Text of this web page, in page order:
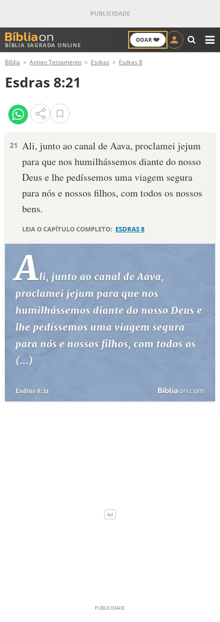
BÍBLIA SAGRADA ONLINE
DOAR ❤️
ANTIGO TESTAMENTO
NOVO TESTAMENTO
VERSÍCULOS
PALAVRA DO DIA
SALMO DO DIA
DEVOCIONAL DIÁRIO
ESTUDOS BÍBLICOS
ESBOÇOS DE PREGAÇÃO
TEMAS
PERGUNTE À BÍBLIA
TERMO BÍBLICO
QUEM SOMOS
Bíblia Antigo Testamento Esdras Esdras 8
Esdras 8:21
21 Ali, junto ao canal de Aava, proclamei jejum
para que nos humilhássemos diante do nosso
Deus e lhe pedíssemos uma viagem segura
para nós e nossos filhos, com todos os nossos
bens.
LEIA O CAPÍTULO COMPLETO: ESDRAS 8